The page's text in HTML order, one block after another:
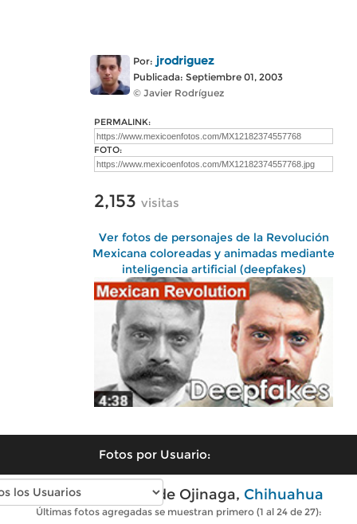
Por: jrodriguez
Publicada: Septiembre 01, 2003
© Javier Rodríguez
PERMALINK:
FOTO:
2,153 visitas
Ver fotos de personajes de la Revolución
Mexicana coloreadas y animadas mediante
inteligencia artificial (deepfakes)
Fotos por Usuario:
Fotos modernas de Ojinaga, Chihuahua
Últimas fotos agregadas se muestran primero (1 al 24 de 27):